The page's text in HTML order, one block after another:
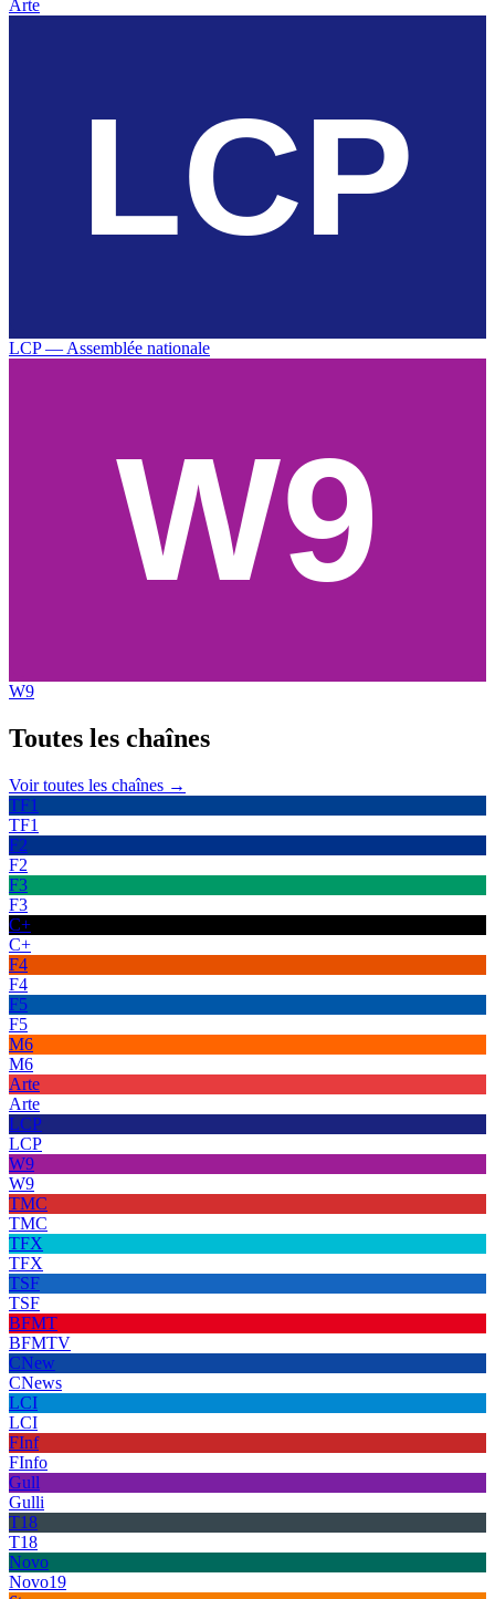
Arte
LCP — Assemblée nationale
W9
Toutes les chaînes
Voir toutes les chaînes →
TF1
TF1
F2
F2
F3
F3
C+
C+
F4
F4
F5
F5
M6
M6
Arte
Arte
LCP
LCP
W9
W9
TMC
TMC
TFX
TFX
TSF
TSF
BFMT
BFMTV
CNew
CNews
LCI
LCI
FInf
FInfo
Gull
Gulli
T18
T18
Novo
Novo19